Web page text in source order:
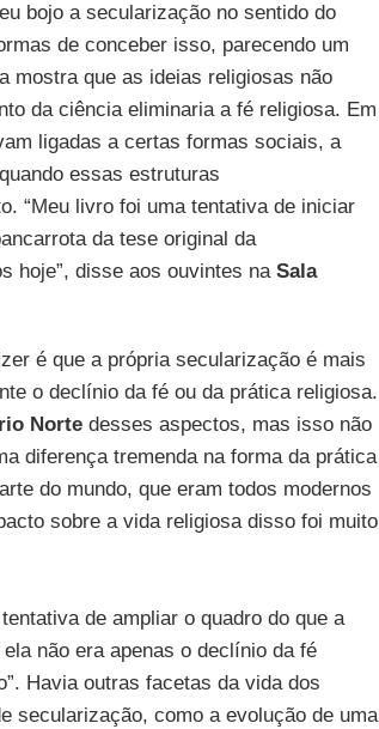
bojo a secularização no sentido do
de conceber isso, parecendo um
mostra que as ideias religiosas não
da ciência eliminaria a fé religiosa. Em
ligadas a certas formas sociais, a
essas estruturas
“Meu livro foi uma tentativa de iniciar
da tese original da
hoje”, disse aos ouvintes na Sala
é que a própria secularização é mais
o declínio da fé ou da prática religiosa.
Nortedesses aspectos, mas isso não
diferença tremenda na forma da prática
do mundo, que eram todos modernos
sobre a vida religiosa disso foi muito
de ampliar o quadro do que a
não era apenas o declínio da fé
Havia outras facetas da vida dos
secularização, como a evolução de uma